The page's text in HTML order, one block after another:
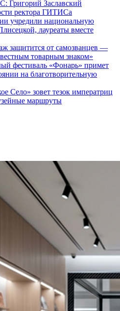
Григорий Заславский
ректора ГИТИСа
учредили национальную
лауреаты вместе
защитится от самозванцев —
товарным знаком»
фестиваль «Фонарь» примет
на благотворительную
Село» зовет тезок императриц
маршруты